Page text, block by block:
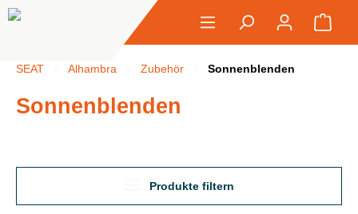
springen
SEAT Alhambra Zubehör Sonnenblenden
Sonnenblenden
Produkte filtern